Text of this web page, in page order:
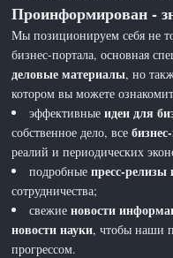
Проинформирован -
Мы позиционируем себя не
бизнес-портала, основная
деловые материалы, но
котором вы можете
эффективныеидеи для
собственное дело, все
реалий и периодических
подробныепресс-
сотрудничества;
свежиеновости
новости науки, чтобы наши
прогрессом.